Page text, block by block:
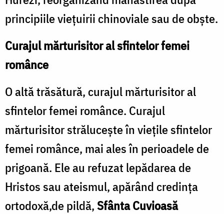
principiile viețuirii chinoviale sau de obște.
Curajul mărturisitor al sfintelor femei
românce
O altă trăsătură, curajul mărturisitor al
sfintelor femei românce. Curajul
mărturisitor strălucește în viețile sfintelor
femei românce, mai ales în perioadele de
prigoană. Ele au refuzat lepădarea de
Hristos sau ateismul, apărând credința
ortodoxă,de pildă,Sfânta Cuvioasă